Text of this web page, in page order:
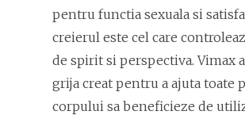
pentru functia sexuala si
creierul este cel care
de spirit si perspectiva. Vimax
grija creat pentru a ajuta toate
corpului sa beneficieze de